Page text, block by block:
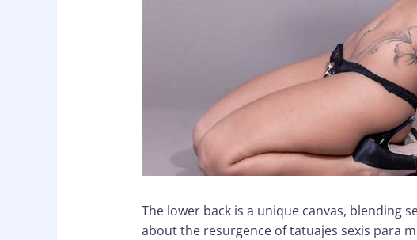
The lower back is a unique canvas, blending
about the resurgence of tatuajes sexis para